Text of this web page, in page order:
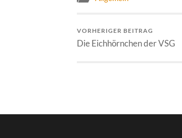
VORHERIGER BEITRAG
Die Eichhörnchen der VSG